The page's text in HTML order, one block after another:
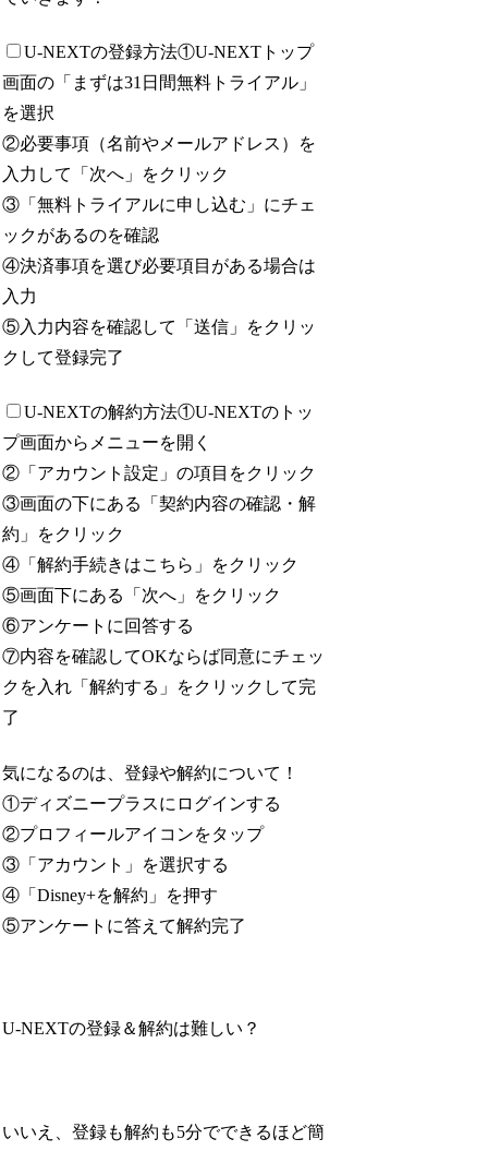
U-NEXTの登録方法①U-NEXTトップ
画面の「まずは31日間無料トライアル」
を選択
②必要事項（名前やメールアドレス）を
入力して「次へ」をクリック
③「無料トライアルに申し込む」にチェ
ックがあるのを確認
④決済事項を選び必要項目がある場合は
入力
⑤入力内容を確認して「送信」をクリッ
クして登録完了
U-NEXTの解約方法①U-NEXTのトッ
プ画面からメニューを開く
②「アカウント設定」の項目をクリック
③画面の下にある「契約内容の確認・解
約」をクリック
④「解約手続きはこちら」をクリック
⑤画面下にある「次へ」をクリック
⑥アンケートに回答する
⑦内容を確認してOKならば同意にチェッ
クを入れ「解約する」をクリックして完
了
気になるのは、登録や解約について！
①ディズニープラスにログインする
②プロフィールアイコンをタップ
③「アカウント」を選択する
④「Disney+を解約」を押す
⑤アンケートに答えて解約完了
U-NEXTの登録＆解約は難しい？
いいえ、登録も解約も5分でできるほど簡